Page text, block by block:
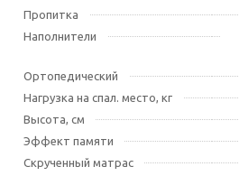
Пропитка
Наполнители
Ортопедический
Нагрузка на спал. место, кг
Высота, см
Эффект памяти
Скрученный матрас